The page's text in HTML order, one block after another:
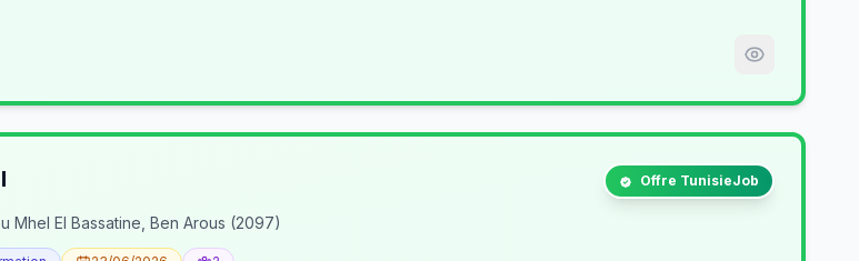
Offre TunisieJob
Mhel El Bassatine, Ben Arous (2097)